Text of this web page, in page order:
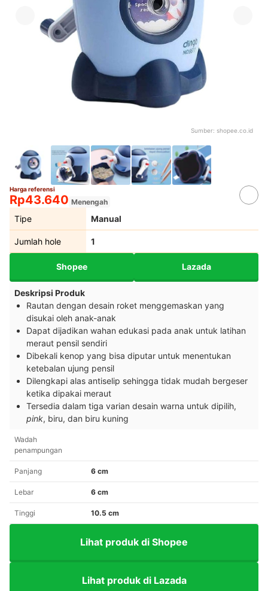
Sumber: shopee.co.id
Harga referensi
Rp43.640 Menengah
Tipe Manual
Jumlah hole 1
Shopee Lazada
Deskripsi Produk
Rautan dengan desain roket menggemaskan yang
disukai oleh anak-anak
Dapat dijadikan wahan edukasi pada anak untuk latihan
meraut pensil sendiri
Dibekali kenop yang bisa diputar untuk menentukan
ketebalan ujung pensil
Dilengkapi alas antiselip sehingga tidak mudah bergeser
ketika dipakai meraut
Tersedia dalam tiga varian desain warna untuk dipilih,
pink, biru, dan biru kuning
Wadah
penampungan
Panjang 6 cm
Lebar 6 cm
Tinggi 10.5 cm
Lihat produk di Shopee
Lihat produk di Lazada